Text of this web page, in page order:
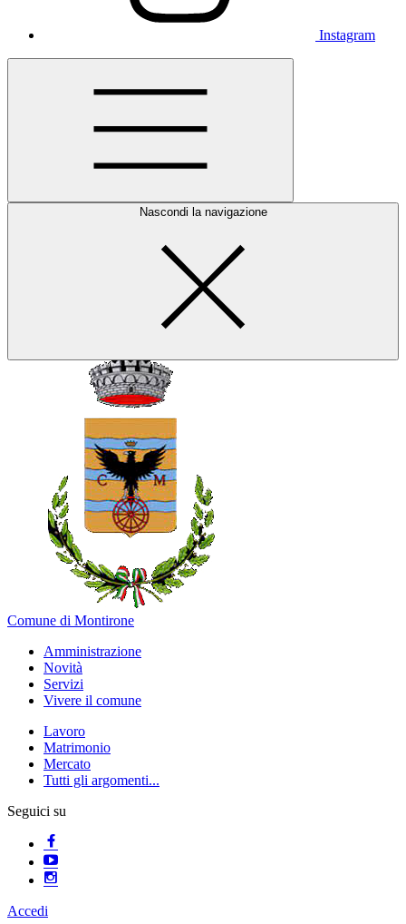
Instagram
Nascondi la navigazione
Comune di Montirone
Amministrazione
Novità
Servizi
Vivere il comune
Lavoro
Matrimonio
Mercato
Tutti gli argomenti...
Seguici su
Accedi